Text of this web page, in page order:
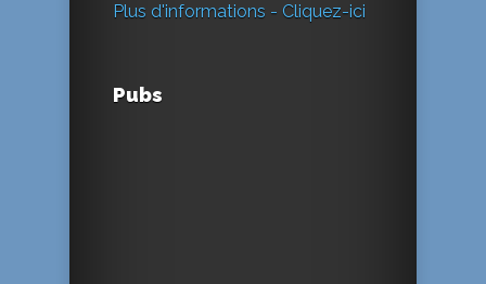
Plus d'informations - Cliquez-ici
Pubs